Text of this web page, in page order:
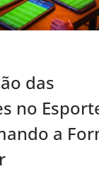
das
no
a